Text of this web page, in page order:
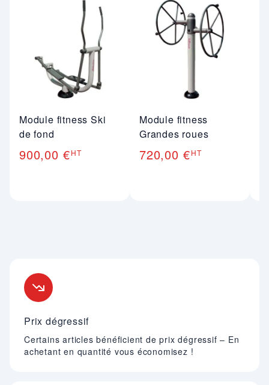
Module fitness Ski
de fond
900,00 €HT
Module fitness
Grandes roues
720,00 €HT
Prix dégressif
Certains articles bénéficient de prix dégressif – En
achetant en quantité vous économisez !